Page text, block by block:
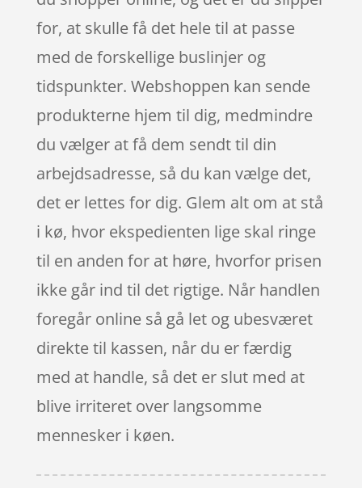
for, at skulle få det hele til at passe
med de forskellige buslinjer og
tidspunkter. Webshoppen kan sende
produkterne hjem til dig, medmindre
du vælger at få dem sendt til din
arbejdsadresse, så du kan vælge det,
det er lettes for dig. Glem alt om at stå
i kø, hvor ekspedienten lige skal ringe
til en anden for at høre, hvorfor prisen
ikke går ind til det rigtige. Når handlen
foregår online så gå let og ubesværet
direkte til kassen, når du er færdig
med at handle, så det er slut med at
blive irriteret over langsomme
mennesker i køen.